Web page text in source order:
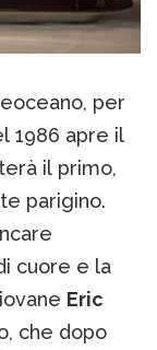
per
1986 apre il
il primo,
parigino.
cuore e la
Eric
che dopo